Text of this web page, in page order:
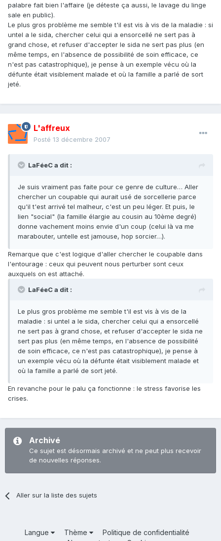
palabre fait bien l'affaire (je déteste ça aussi, le lavage du linge
sale en public).
Le plus gros problème me semble t'il est vis à vis de la maladie : si
untel a le sida, chercher celui qui a ensorcellé ne sert pas à
grand chose, et refuser d'accepter le sida ne sert pas plus (en
même temps, en l'absence de possibilité de soin efficace, ce
n'est pas catastrophique), je pense à un exemple vécu où la
défunte était visiblement malade et où la famille a parlé de sort
jeté.
L'affreux
Posté 13 décembre 2007
LaFéeC a dit :
Je suis vraiment pas faite pour ce genre de culture… Aller
chercher un coupable qui aurait usé de sorcellerie parce
qu'il t'est arrivé tel malheur, c'est un peu léger. Et puis, le
lien "social" (la famille élargie au cousin au 10ème degré)
donne vachement moins envie d'un coup (celui là va me
marabouter, untelle est jamouse, hop sorcier…).
Remarque que c'est logique d'aller chercher le coupable dans
l'entourage : ceux qui peuvent nous perturber sont ceux
auxquels on est attaché.
LaFéeC a dit :
Le plus gros problème me semble t'il est vis à vis de la
maladie : si untel a le sida, chercher celui qui a ensorcellé
ne sert pas à grand chose, et refuser d'accepter le sida ne
sert pas plus (en même temps, en l'absence de possibilité
de soin efficace, ce n'est pas catastrophique), je pense à
un exemple vécu où la défunte était visiblement malade et
où la famille a parlé de sort jeté.
En revanche pour le palu ça fonctionne : le stress favorise les
crises.
Archivé
Ce sujet est désormais archivé et ne peut plus recevoir
de nouvelles réponses.
Aller sur la liste des sujets
Langue Thème
Politique de confidentialité